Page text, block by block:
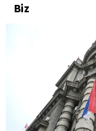
Biz